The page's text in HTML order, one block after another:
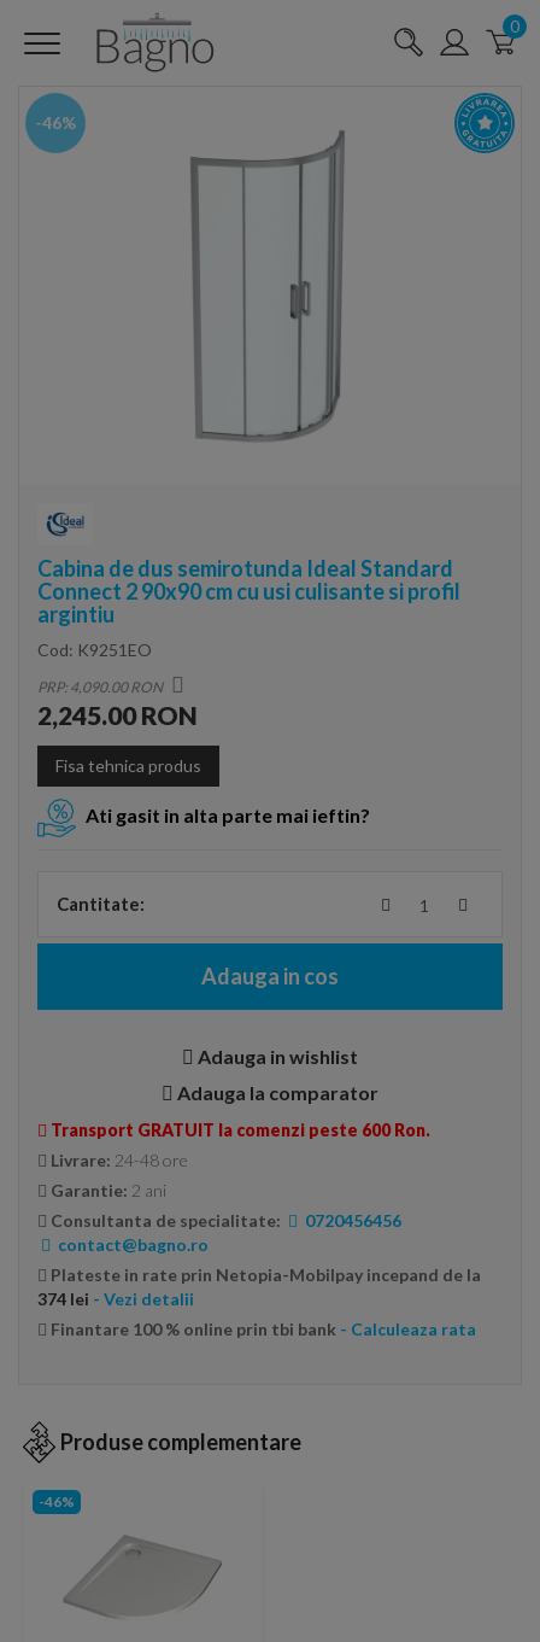
0
-46%
Cabina de dus semirotunda Ideal Standard
Connect 2 90x90 cm cu usi culisante si profil
argintiu
Cod: K9251EO
PRP: 4,090.00 RON
2,245.00 RON
Fisa tehnica produs
Ati gasit in alta parte mai ieftin?
Cantitate:
Adauga in cos
Adauga in wishlist
Adauga la comparator
Transport GRATUIT la comenzi peste 600 Ron.
Livrare: 24-48 ore
Garantie: 2 ani
Consultanta de specialitate:
0720456456
contact@bagno.ro
Plateste in rate prin Netopia-Mobilpay incepand de la
374 lei - Vezi detalii
Finantare 100 % online prin tbi bank - Calculeaza rata
Produse complementare
-46%